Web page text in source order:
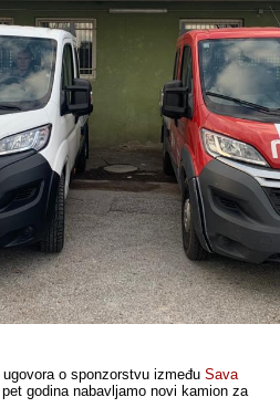
o sponzorstvu izmeđuSava
godina nabavljamo novi kamion za